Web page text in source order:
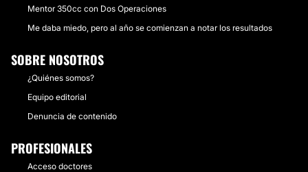
Mentor 350cc con Dos Operaciones
Me daba miedo, pero al año se comienzan a notar los resultados
SOBRE NOSOTROS
¿Quiénes somos?
Equipo editorial
Denuncia de contenido
PROFESIONALES
Acceso doctores